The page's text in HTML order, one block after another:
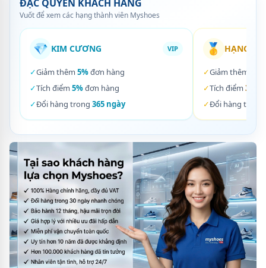
ĐẶC QUYỀN KHÁCH HÀNG
Vuốt để xem các hạng thành viên Myshoes
💎 KIM CƯƠNG VIP
✓Giảm thêm 5%đơn hàng
✓Tích điểm 5%đơn hàng
✓Đổi hàng trong 365 ngày
🥇 HẠNG
✓Giảm thêm
✓Tích điểm 3%
✓Đổi hàng trong